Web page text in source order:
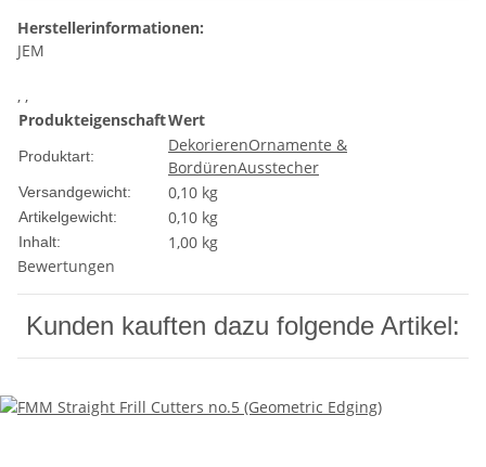
Herstellerinformationen:
JEM
, ,
ProdukteigenschaftWert
Produktart:
DekorierenOrnamente &
BordürenAusstecher
Versandgewicht: 0,10 kg
Artikelgewicht: 0,10 kg
Inhalt:
1,00 kg
Bewertungen
Kunden kauften dazu folgende Artikel: